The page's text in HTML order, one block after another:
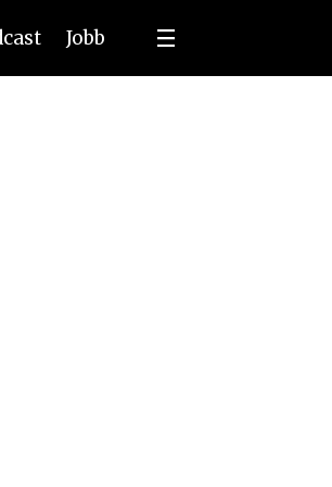
Jobb